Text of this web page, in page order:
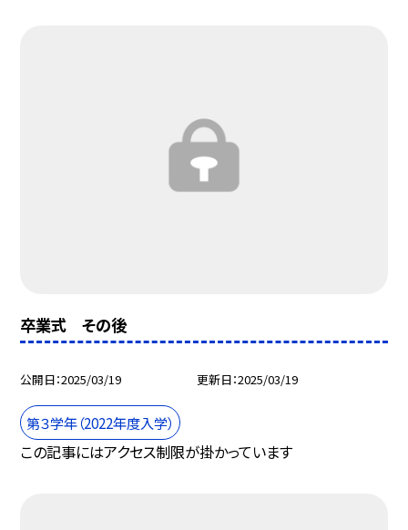
卒業式 その後
公開日 2025/03/19 更新日 2025/03/19
第３学年（2022年度入学）
この記事にはアクセス制限が掛かっています